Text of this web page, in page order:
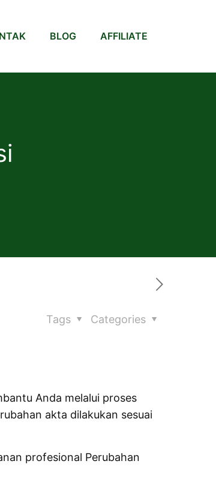
BLOG AFFILIATE
Categories
Tags
Anda melalui proses
akta dilakukan sesuai
profesional Perubahan